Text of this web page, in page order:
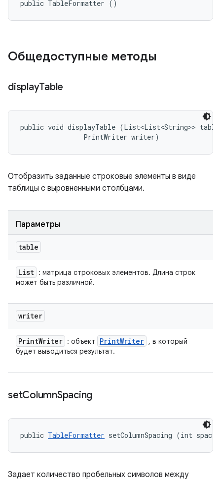
public TableFormatter ()
Общедоступные методы
displayTable
public void displayTable (List<List<String>>
                PrintWriter writer)
Отобразить заданные строковые элементы в виде
таблицы с выровненными столбцами.
Параметры
table
List : матрица строковых элементов. Длина строк
может быть различной.
writer
PrintWriter : объект PrintWriter , в который
будет выводиться результат.
setColumnSpacing
public TableFormatter setColumnSpacing (int
Задает количество пробельных символов между